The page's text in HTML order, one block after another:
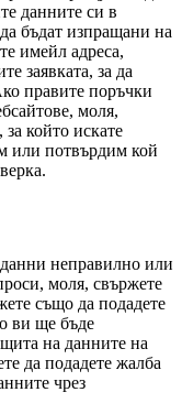
данните си в
бъдат изпращани на
имейл адреса,
заявката, за да
правите поръчки
моля,
за който искате
или потвърдим кой
неправилно или
моля, свържете
също да подадете
ви ще бъде
на данните на
да подадете жалба
чрез